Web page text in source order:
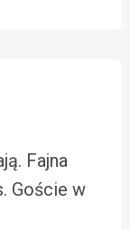
Fajna
Goście w